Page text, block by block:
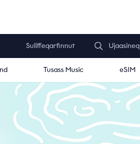
Suliffeqarfinnut Ujaasineq
Tusass Music eSIM